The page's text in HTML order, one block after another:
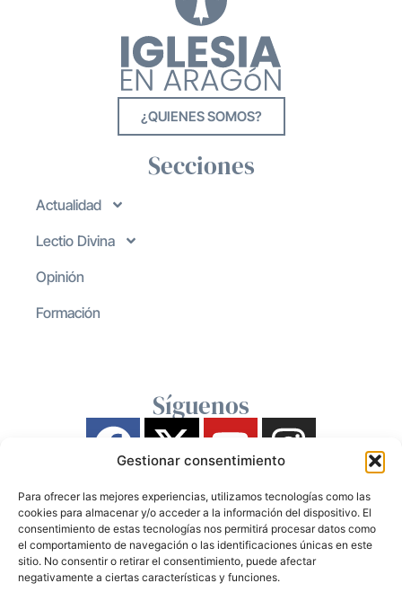
Gestionar consentimiento
Para ofrecer las mejores experiencias, utilizamos tecnologías como las
cookies para almacenar y/o acceder a la información del dispositivo. El
consentimiento de estas tecnologías nos permitirá procesar datos como
el comportamiento de navegación o las identificaciones únicas en este
sitio. No consentir o retirar el consentimiento, puede afectar
negativamente a ciertas características y funciones.
¿QUIENES SOMOS?
Secciones
Actualidad
Lectio Divina
Opinión
Formación
Síguenos